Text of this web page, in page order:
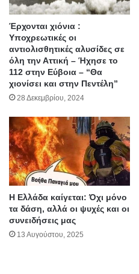
Έρχονται χιόνια :
Υποχρεωτικές οι
αντιολισθητικές αλυσίδες σε
όλη την Αττική – Ήχησε το
112 στην Εύβοια – “Θα
χιονίσει και στην Πεντέλη”
28 Δεκεμβρίου, 2024
Η Ελλάδα καίγεται: Όχι μόνο
τα δάση, αλλά οι ψυχές και οι
συνειδήσεις μας
13 Αυγούστου, 2025